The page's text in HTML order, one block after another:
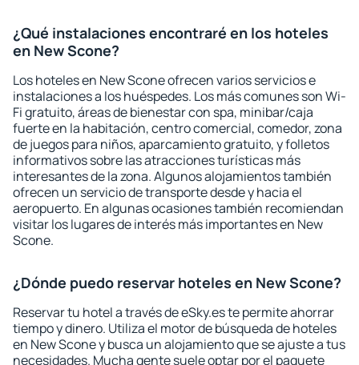
¿Qué instalaciones encontraré en los hoteles
en New Scone?
Los hoteles en New Scone ofrecen varios servicios e
instalaciones a los huéspedes. Los más comunes son Wi-
Fi gratuito, áreas de bienestar con spa, minibar/caja
fuerte en la habitación, centro comercial, comedor, zona
de juegos para niños, aparcamiento gratuito, y folletos
informativos sobre las atracciones turísticas más
interesantes de la zona. Algunos alojamientos también
ofrecen un servicio de transporte desde y hacia el
aeropuerto. En algunas ocasiones también recomiendan
visitar los lugares de interés más importantes en New
Scone.
¿Dónde puedo reservar hoteles en New Scone?
Reservar tu hotel a través de eSky.es te permite ahorrar
tiempo y dinero. Utiliza el motor de búsqueda de hoteles
en New Scone y busca un alojamiento que se ajuste a tus
necesidades. Mucha gente suele optar por el paquete